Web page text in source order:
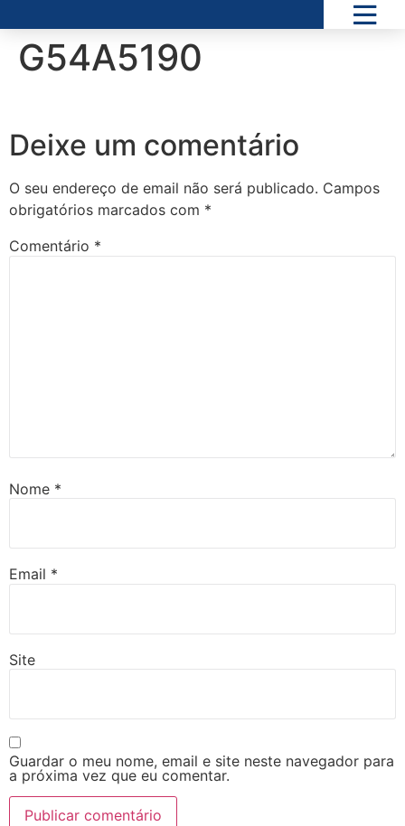
G54A5190
Deixe um comentário
O seu endereço de email não será publicado. Campos
obrigatórios marcados com *
Comentário *
Nome *
Email *
Site
Guardar o meu nome, email e site neste navegador para
a próxima vez que eu comentar.